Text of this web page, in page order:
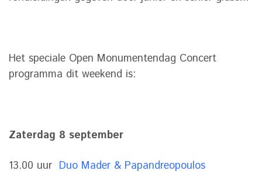
Het speciale Open Monumentendag Concert
programma dit weekend is:
Zaterdag 8 september
13.00 uur Duo Mader & Papandreopoulos